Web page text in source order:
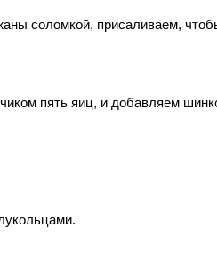
соломкой, присаливаем,
пять яиц, и добавляем